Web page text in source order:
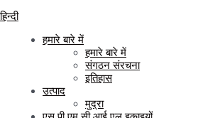
हिन्दी
हमारे बारे में
हमारे बारे में
संगठन संरचना
इतिहास
उत्पाद
मुद्रा